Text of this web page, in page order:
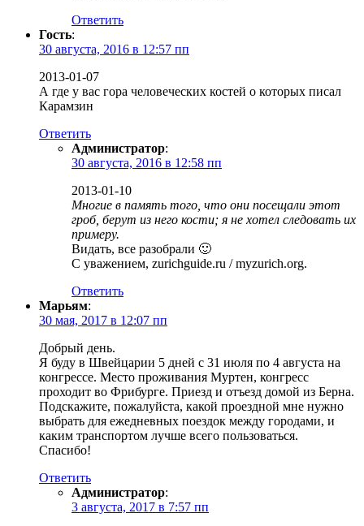
Ответить
Гость:
30 августа, 2016 в 12:57 пп
2013-01-07
А где у вас гора человеческих костей о которых писал
Карамзин
Ответить
Администратор:
30 августа, 2016 в 12:58 пп
2013-01-10
Многие в память того, что они посещали этот
гроб, берут из него кости; я не хотел следовать их
примеру.
Видать, все разобрали 🙂
С уважением, zurichguide.ru / myzurich.org.
Ответить
Марьям:
30 мая, 2017 в 12:07 пп
Добрый день.
Я буду в Швейцарии 5 дней с 31 июля по 4 августа на
конгрессе. Место проживания Муртен, конгресс
проходит во Фрибурге. Приезд и отъезд домой из Берна.
Подскажите, пожалуйста, какой проездной мне нужно
выбрать для ежедневных поездок между городами, и
каким транспортом лучше всего пользоваться.
Спасибо!
Ответить
Администратор:
3 августа, 2017 в 7:57 пп